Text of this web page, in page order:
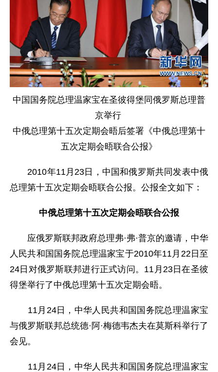
中国国务院总理温家宝在圣彼得堡同俄罗斯总理普
京举行
中俄总理第十五次定期会晤后签署《中俄总理第十
五次定期会晤联合公报》
2010年11月23日，中国和俄罗斯共同发表中俄
总理第十五次定期会晤联合公报。公报全文如下：
中俄总理第十五次定期会晤联合公报
应俄罗斯联邦政府总理弗·弗·普京的邀请，中华
人民共和国国务院总理温家宝于2010年11月22日至
24日对俄罗斯联邦进行正式访问。11月23日在圣彼
得堡举行了中俄总理第十五次定期会晤。
11月24日，中华人民共和国国务院总理温家宝
与俄罗斯联邦总统德·阿·梅德韦杰夫在莫斯科举行了
会见。
11月24日，中华人民共和国国务院总理温家宝